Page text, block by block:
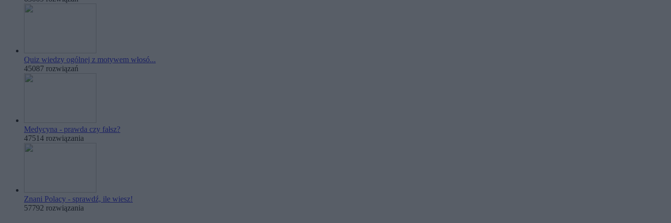
Quiz wiedzy ogólnej z motywem włosó...
45087 rozwiązań
Medycyna - prawda czy fałsz?
47514 rozwiązania
Znani Polacy - sprawdź, ile wiesz!
57792 rozwiązania